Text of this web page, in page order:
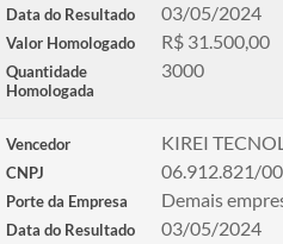
Data do Resultado 03/05/2024
Valor Homologado R$ 31.500,00
Quantidade
Homologada
3000
Vencedor KIREI
CNPJ 06.912.821/
Porte da Empresa Demais
Data do Resultado 03/05/2024